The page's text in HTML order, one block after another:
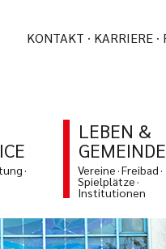
KONTAKT KARRIERE
LEBEN &
GEMEINDE
Vereine Freibad
Spielplätze
Institutionen